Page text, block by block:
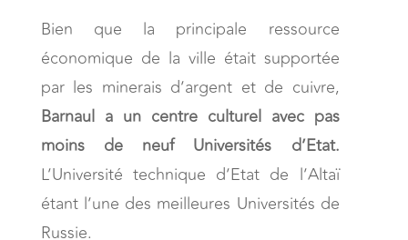
Bien que la principale ressource
économique de la ville était supportée
par les minerais d’argent et de cuivre,
Barnaul a un centre culturel avec pas
moins de neuf Universités d’Etat.
L’Université technique d’Etat de l’Altaï
étant l’une des meilleures Universités de
Russie.